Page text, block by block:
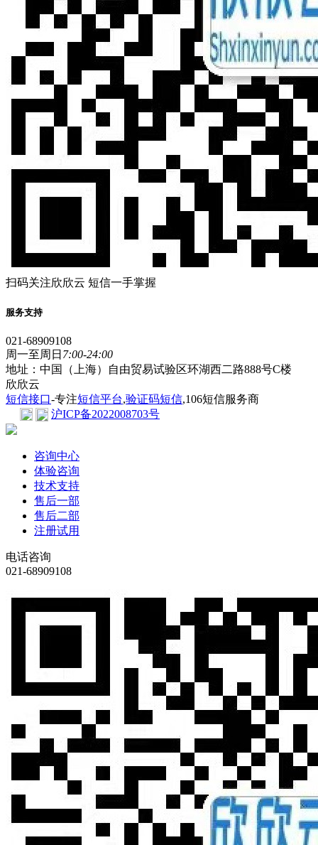
扫码关注欣欣云 短信一手掌握
服务支持
021-68909108
周一至周日 7:00-24:00
地址：中国（上海）自由贸易试验区环湖西二路888号C楼
欣欣云
短信接口-专注短信平台,验证码短信,106短信服务商
沪ICP备2022008703号
咨询中心
体验咨询
技术支持
售后一部
售后二部
注册试用
电话咨询
021-68909108